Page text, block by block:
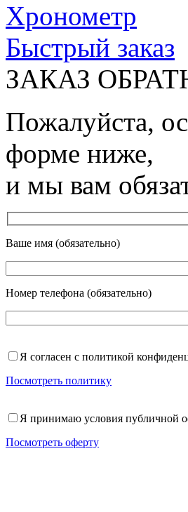
Хронометр
Быстрый заказ
ЗАКАЗ
Пожалуйста,
форме ниже,
и мы вам
Ваше имя (обязательно)
Номер телефона (обязательно)
Я согласен с политикой
Посмотреть политику
Я принимаю условия публичной
Посмотреть оферту